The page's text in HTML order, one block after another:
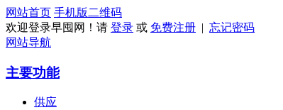
网站首页 手机版 二维码
欢迎登录早囤网！请 登录 或 免费注册 | 忘记密码
网站导航
主要功能
供应